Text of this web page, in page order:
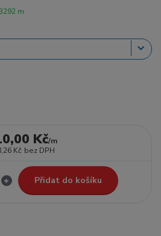
m
Kč/m
Kč bez DPH
Přidat do košíku